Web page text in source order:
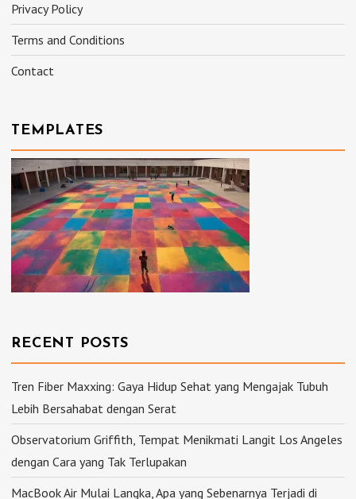
Privacy Policy
Terms and Conditions
Contact
TEMPLATES
RECENT POSTS
Tren Fiber Maxxing: Gaya Hidup Sehat yang Mengajak Tubuh
Lebih Bersahabat dengan Serat
Observatorium Griffith, Tempat Menikmati Langit Los Angeles
dengan Cara yang Tak Terlupakan
MacBook Air Mulai Langka, Apa yang Sebenarnya Terjadi di